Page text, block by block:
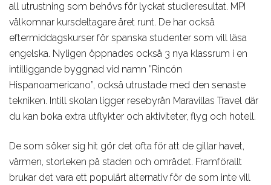
all utrustning som behövs för lyckat studieresultat. MPI
välkomnar kursdeltagare året runt. De har också
eftermiddagskurser för spanska studenter som vill läsa
engelska. Nyligen öppnades också 3 nya klassrum i en
intilliggande byggnad vid namn ”Rincón
Hispanoamericano”, också utrustade med den senaste
tekniken. Intill skolan ligger resebyrån Maravillas Travel där
du kan boka extra utflykter och aktiviteter, flyg och hotell.
De som söker sig hit gör det ofta för att de gillar havet,
värmen, storleken på staden och området. Framförallt
brukar det vara ett populärt alternativ för de som inte vill